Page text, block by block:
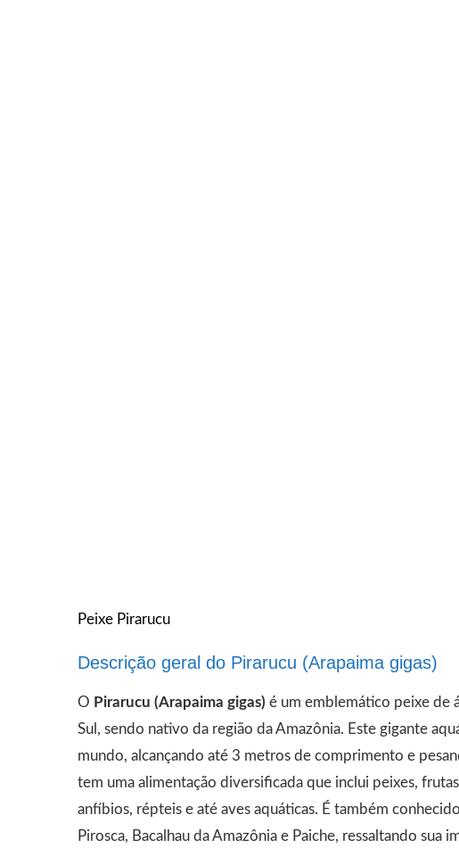
Peixe Pirarucu
Descrição geral do Pirarucu (Arapaima gigas)
O Pirarucu (Arapaima gigas) é um emblemático peixe de
Sul, sendo nativo da região da Amazônia. Este gigante
mundo, alcançando até 3 metros de comprimento e
tem uma alimentação diversificada que inclui peixes,
anfíbios, répteis e até aves aquáticas​​. É também
Pirosca, Bacalhau da Amazônia e Paiche, ressaltando